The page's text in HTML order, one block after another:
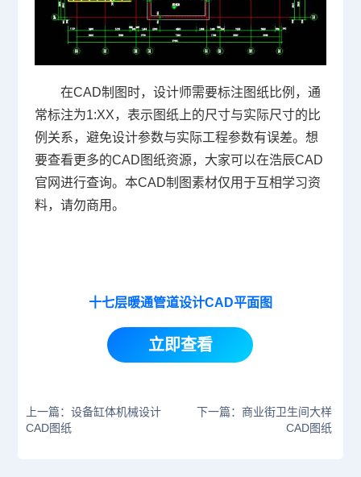
在CAD制图 时，设计师需要标注图纸比例，通
常标注为1:XX，表示图纸上的尺寸与实际尺寸的比
例关系，避免设计参数与实际工程参数有误差。想
要查看更多的CAD图纸资源，大家可以在浩辰CAD
官网进行查询。本CAD制图素材仅用于互相学习资
料，请勿商用。
十七层暖通管道设计CAD平面图
立即查看
上一篇：设备缸体机械设计
CAD图纸
下一篇：商业街卫生间大样
CAD图纸